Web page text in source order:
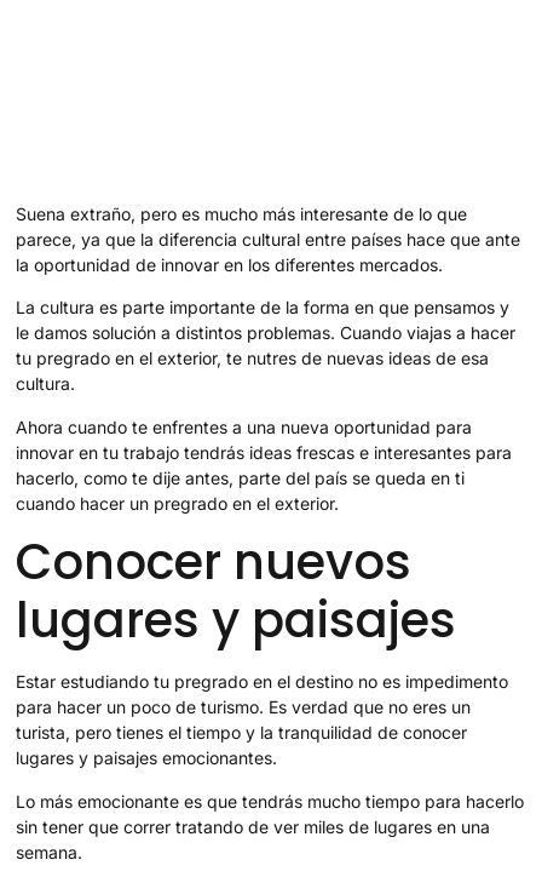
Suena extraño, pero es mucho más interesante de lo que
parece, ya que la diferencia cultural entre países hace que ante
la oportunidad de innovar en los diferentes mercados.
La cultura es parte importante de la forma en que pensamos y
le damos solución a distintos problemas. Cuando viajas a hacer
tu pregrado en el exterior, te nutres de nuevas ideas de esa
cultura.
Ahora cuando te enfrentes a una nueva oportunidad para
innovar en tu trabajo tendrás ideas frescas e interesantes para
hacerlo, como te dije antes, parte del país se queda en ti
cuando hacer un pregrado en el exterior.
Conocer nuevos
lugares y paisajes
Estar estudiando tu pregrado en el destino no es impedimento
para hacer un poco de turismo. Es verdad que no eres un
turista, pero tienes el tiempo y la tranquilidad de conocer
lugares y paisajes emocionantes.
Lo más emocionante es que tendrás mucho tiempo para hacerlo
sin tener que correr tratando de ver miles de lugares en una
semana.